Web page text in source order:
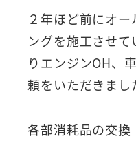
２年ほど前にオ
ングを施工させ
りエンジンOH、
頼をいただきまし
各部消耗品の交